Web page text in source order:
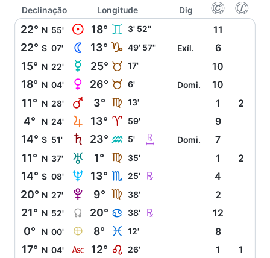
Declinação Longitude Dig f g
22° N 55' M 18° C 3' 52'' 11
22° S 07' N 13° J 49' 57'' Exíl. 6
15° N 22' O 25° B 17' 10
18° N 04' P 26° B 6' Domi. 10
11° N 28' Q 3° F 13' 1 2
4° N 24' R 13° A 59' 9
14° S 51' S 23° K 5' m Domi. 7
11° N 37' T 1° F 35' 1 2
14° S 08' U 13° H 25' Ç 4
20° N 27' V 9° F 38' 2
21° N 52' Y 20° D 38' Ç 12
0° N 00' È 8° L 12' 8
17° N 04' W 12° E 26' 1 1